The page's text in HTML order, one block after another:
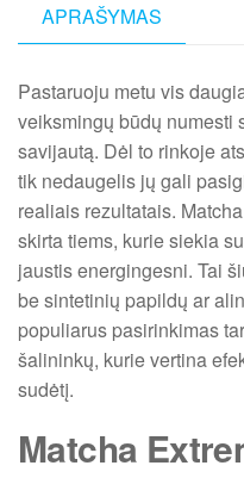
APRAŠYMAS
Pastaruoju metu vis
veiksmingų būdų numesti
savijautą. Dėl to rinkoje
tik nedaugelis jų gali
realiais rezultatais.
skirta tiems, kurie siekia
jaustis energingesni. Tai
be sintetinių papildų ar
populiarus pasirinkimas
šalininkų, kurie vertina
sudėtį.
Matcha